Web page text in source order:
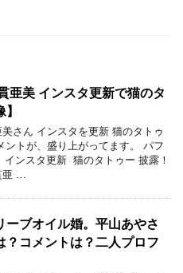
亜美 インスタ更新で猫のタ
さん インスタを更新 猫のタトゥ
ントが、盛り上がってます。 パフ
ンスタ更新 猫のタトゥー 披露！
…
ーブオイル婚。平山あやさ
？コメントは？二人プロフ